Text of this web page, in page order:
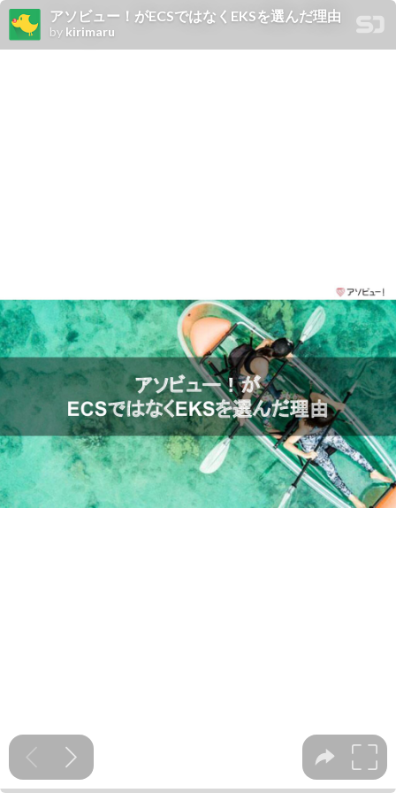
アソビュー！がECSではなくEKSを選んだ理由
by kirimaru